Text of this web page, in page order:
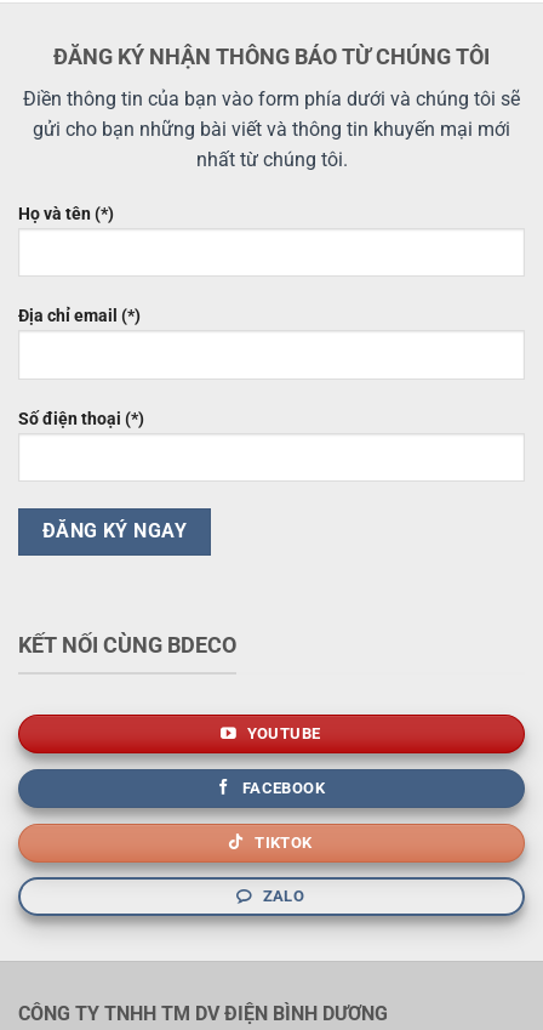
ĐĂNG KÝ NHẬN THÔNG BÁO TỪ CHÚNG TÔI
Điền thông tin của bạn vào form phía dưới và chúng tôi sẽ
gửi cho bạn những bài viết và thông tin khuyến mại mới
nhất từ chúng tôi.
Họ và tên (*)
Địa chỉ email (*)
Số điện thoại (*)
KẾT NỐI CÙNG BDECO
YOUTUBE
FACEBOOK
TIKTOK
ZALO
CÔNG TY TNHH TM DV ĐIỆN BÌNH DƯƠNG